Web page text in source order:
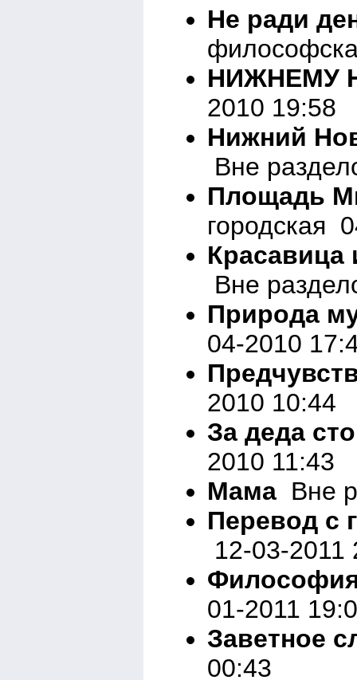
Не ради
НИЖНЕМУ
2010 19:58
Нижний
Вне
Площадь
городская
Красавица
Вне
Природа
04-2010
2010 10:44
За деда
2010 11:43
Мама Вне
Перевод с
12-03-2011
01-2011
Заветное
00:43